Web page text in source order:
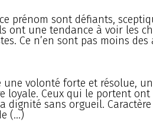
prénom sont défiants,
ont une tendance à voir les
Ce n’en sont pas moins des
une volonté forte et résolue,
loyale. Ceux qui le portent ont
dignité sans orgueil.
(…)